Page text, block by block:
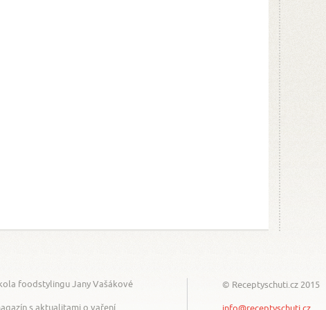
foodstylingu Jany Vašákové
s aktualitami o vaření
© Receptyschuti.cz 2015